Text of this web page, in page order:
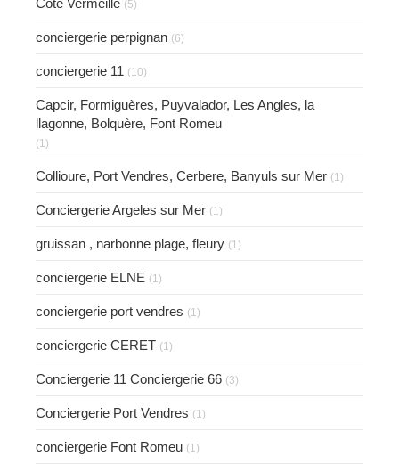
Côte Vermeille (5)
conciergerie perpignan (6)
conciergerie 11 (10)
Capcir, Formiguères, Puyvalador, Les Angles, la
llagonne, Bolquère, Font Romeu
(1)
Collioure, Port Vendres, Cerbere, Banyuls sur Mer (1)
Conciergerie Argeles sur Mer (1)
gruissan , narbonne plage, fleury (1)
conciergerie ELNE (1)
conciergerie port vendres (1)
conciergerie CERET (1)
Conciergerie 11 Conciergerie 66 (3)
Conciergerie Port Vendres (1)
conciergerie Font Romeu (1)